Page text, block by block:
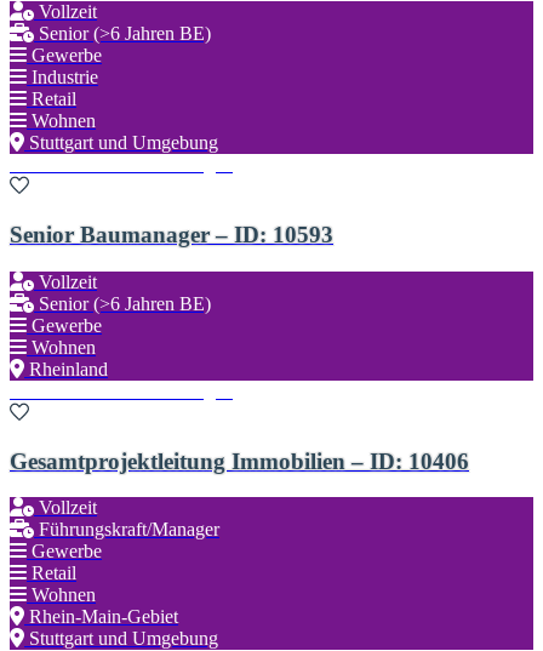
Vollzeit
Senior (>6 Jahren BE)
Gewerbe
Industrie
Retail
Wohnen
Stuttgart und Umgebung
Senior Baumanager – ID: 10593
Vollzeit
Senior (>6 Jahren BE)
Gewerbe
Wohnen
Rheinland
Gesamtprojektleitung Immobilien – ID: 10406
Vollzeit
Führungskraft/Manager
Gewerbe
Retail
Wohnen
Rhein-Main-Gebiet
Stuttgart und Umgebung